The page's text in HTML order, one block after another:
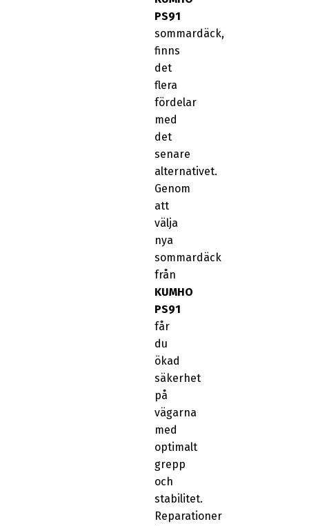
PS91
sommardäck,
finns
det
flera
fördelar
med
det
senare
alternativet.
Genom
att
välja
nya
sommardäck
från
KUMHO
PS91
får
du
ökad
säkerhet
på
vägarna
med
optimalt
grepp
och
stabilitet.
Reparationer